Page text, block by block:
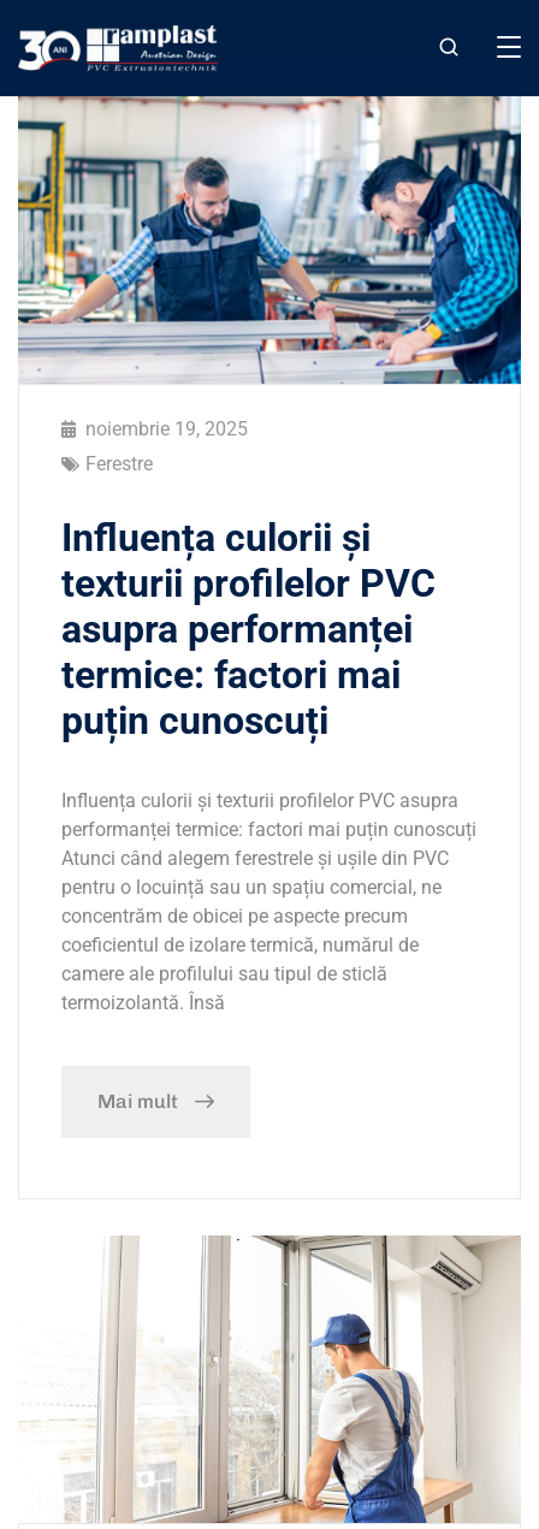
noiembrie 19, 2025
Ferestre
Influența culorii și
texturii profilelor PVC
asupra performanței
termice: factori mai
puțin cunoscuți
Influența culorii și texturii profilelor PVC asupra
performanței termice: factori mai puțin cunoscuți
Atunci când alegem ferestrele și ușile din PVC
pentru o locuință sau un spațiu comercial, ne
concentrăm de obicei pe aspecte precum
coeficientul de izolare termică, numărul de
camere ale profilului sau tipul de sticlă
termoizolantă. Însă
Mai mult